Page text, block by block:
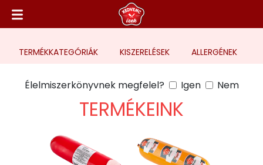
TERMÉKKATEGÓRIÁK KISZERELÉSEK ALLERGÉNEK
Élelmiszerkönyvnek megfelel? Igen Nem
TERMÉKEINK